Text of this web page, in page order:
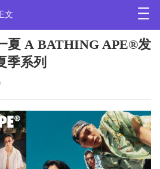
文
夏 A BATHING APE®发
季系列